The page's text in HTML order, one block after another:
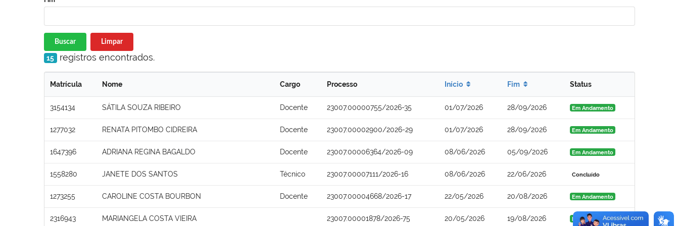
Buscar Limpar
15 registros encontrados.
Matrícula Nome Cargo Processo Início Fim Status
3154134 SÁTILA SOUZA RIBEIRO Docente 23007.00000755/2026-35 01/07/2026 28/09/2026 Em Andamento
1277032 RENATA PITOMBO CIDREIRA Docente 23007.00002900/2026-29 01/07/2026 28/09/2026 Em Andamento
1647396 ADRIANA REGINA BAGALDO Docente 23007.00006364/2026-09 08/06/2026 05/09/2026 Em Andamento
1558280 JANETE DOS SANTOS Técnico 23007.00007111/2026-16 08/06/2026 22/06/2026 Concluído
1273255 CAROLINE COSTA BOURBON Docente 23007.00004668/2026-17 22/05/2026 20/08/2026 Em Andamento
2316943 MARIANGELA COSTA VIEIRA 23007.00001878/2026-75 20/05/2026 19/08/2026 Em Andamento